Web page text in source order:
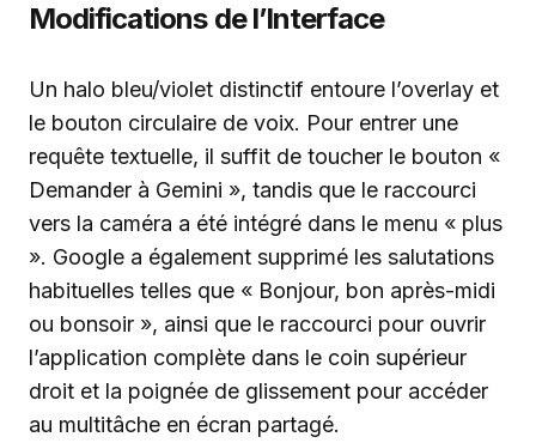
Modifications de l’Interface
Un halo bleu/violet distinctif entoure l’overlay et
le bouton circulaire de voix. Pour entrer une
requête textuelle, il suffit de toucher le bouton «
Demander à Gemini », tandis que le raccourci
vers la caméra a été intégré dans le menu « plus
». Google a également supprimé les salutations
habituelles telles que « Bonjour, bon après-midi
ou bonsoir », ainsi que le raccourci pour ouvrir
l’application complète dans le coin supérieur
droit et la poignée de glissement pour accéder
au multitâche en écran partagé.